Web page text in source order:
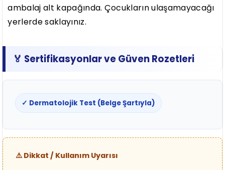
ambalaj alt kapağında. Çocukların ulaşamayacağı
yerlerde saklayınız.
🏅 Sertifikasyonlar ve Güven Rozetleri
✓ Dermatolojik Test (Belge Şartıyla)
⚠️ Dikkat / Kullanım Uyarısı